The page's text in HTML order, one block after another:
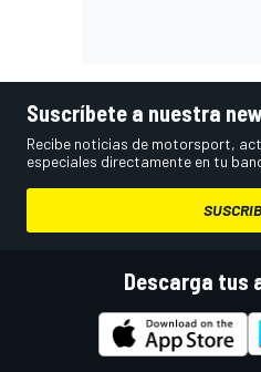
Suscríbete a nuestra
Recibe noticias de motorsport,
especiales directamente en tu
Descarga tus